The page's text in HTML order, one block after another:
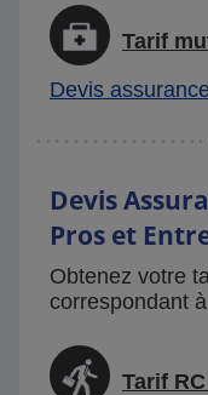
Tarif
Devis
Devis
Pros et
Obtenez votre
correspondant
Tarif